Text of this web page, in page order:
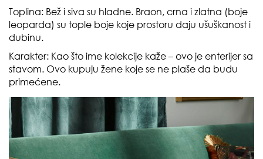
Toplina: Bež i siva su hladne. Braon, crna i zlatna (boje
leoparda) su tople boje koje prostoru daju ušuškanost i
dubinu.
Karakter: Kao što ime kolekcije kaže – ovo je enterijer sa
stavom. Ovo kupuju žene koje se ne plaše da budu
primećene.